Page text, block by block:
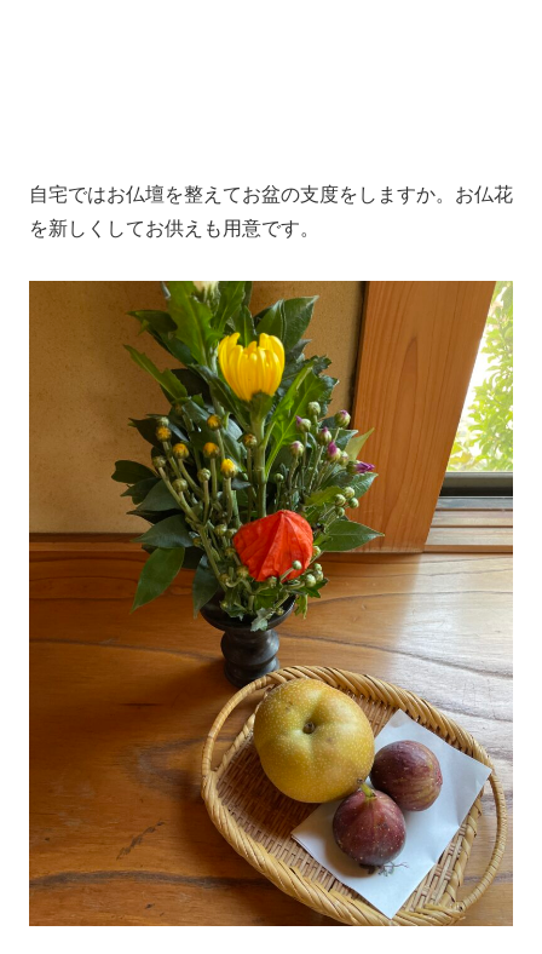
自宅ではお仏壇を整えてお盆の支度をしますか。お仏花
を新しくしてお供えも用意です。